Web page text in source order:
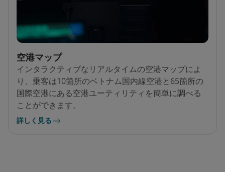
空港マップ
インタラクティブなリアルタイムの空港マップによ
り、乗客は10箇所のベトナム国内線空港と65箇所の
国際空港にある空港ユーティリティを簡単に調べる
ことができます。
詳しく見る